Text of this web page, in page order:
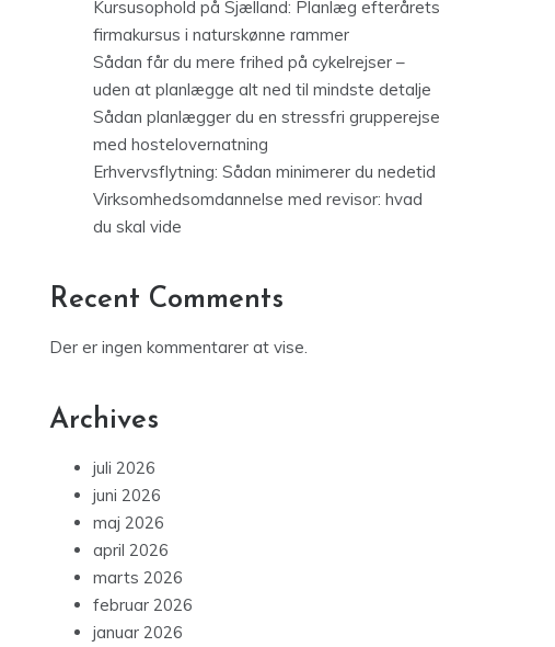
Kursusophold på Sjælland: Planlæg efterårets
firmakursus i naturskønne rammer
Sådan får du mere frihed på cykelrejser –
uden at planlægge alt ned til mindste detalje
Sådan planlægger du en stressfri grupperejse
med hostelovernatning
Erhvervsflytning: Sådan minimerer du nedetid
Virksomhedsomdannelse med revisor: hvad
du skal vide
Recent Comments
Der er ingen kommentarer at vise.
Archives
juli 2026
juni 2026
maj 2026
april 2026
marts 2026
februar 2026
januar 2026